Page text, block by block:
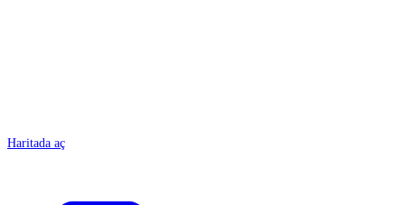
Haritada aç